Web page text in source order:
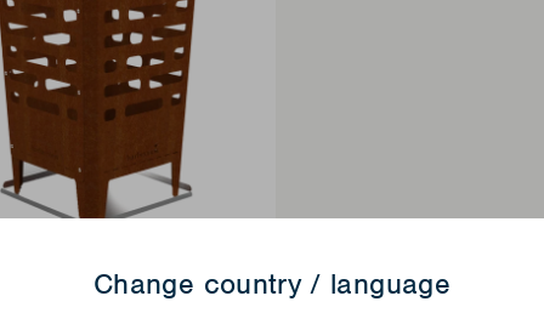
Change country / language